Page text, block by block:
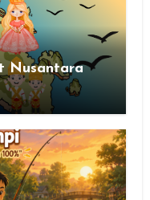
Nusantara